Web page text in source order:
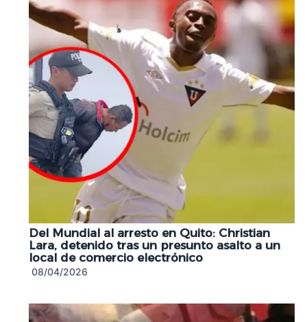
Del Mundial al arresto en Quito: Christian
Lara, detenido tras un presunto asalto a un
local de comercio electrónico
08/04/2026